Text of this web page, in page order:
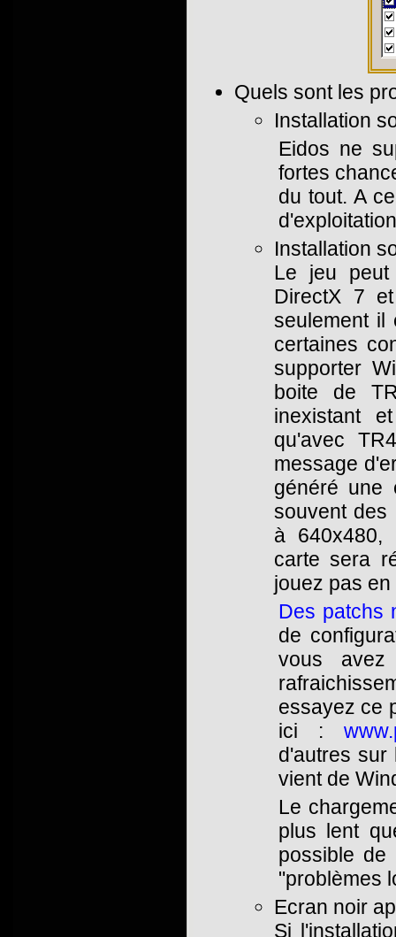
Quels sont les
Installation
Eidos ne
fortes
du tout. A
Installation
Le jeu peut
DirectX 7
seulement il
certaines
supporter
boite de
inexistant
qu'avec
message
généré une
souvent des
à 640x480,
carte sera
jouez pas
Des patchs
de
vous
essayez ce
ici :
d'autres
vient de
Le
plus lent
possible de
"problèmes
Ecran noir
Si